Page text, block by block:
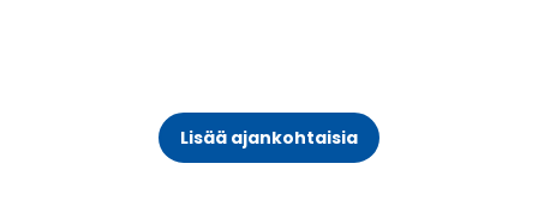
Lisää ajankohtaisia